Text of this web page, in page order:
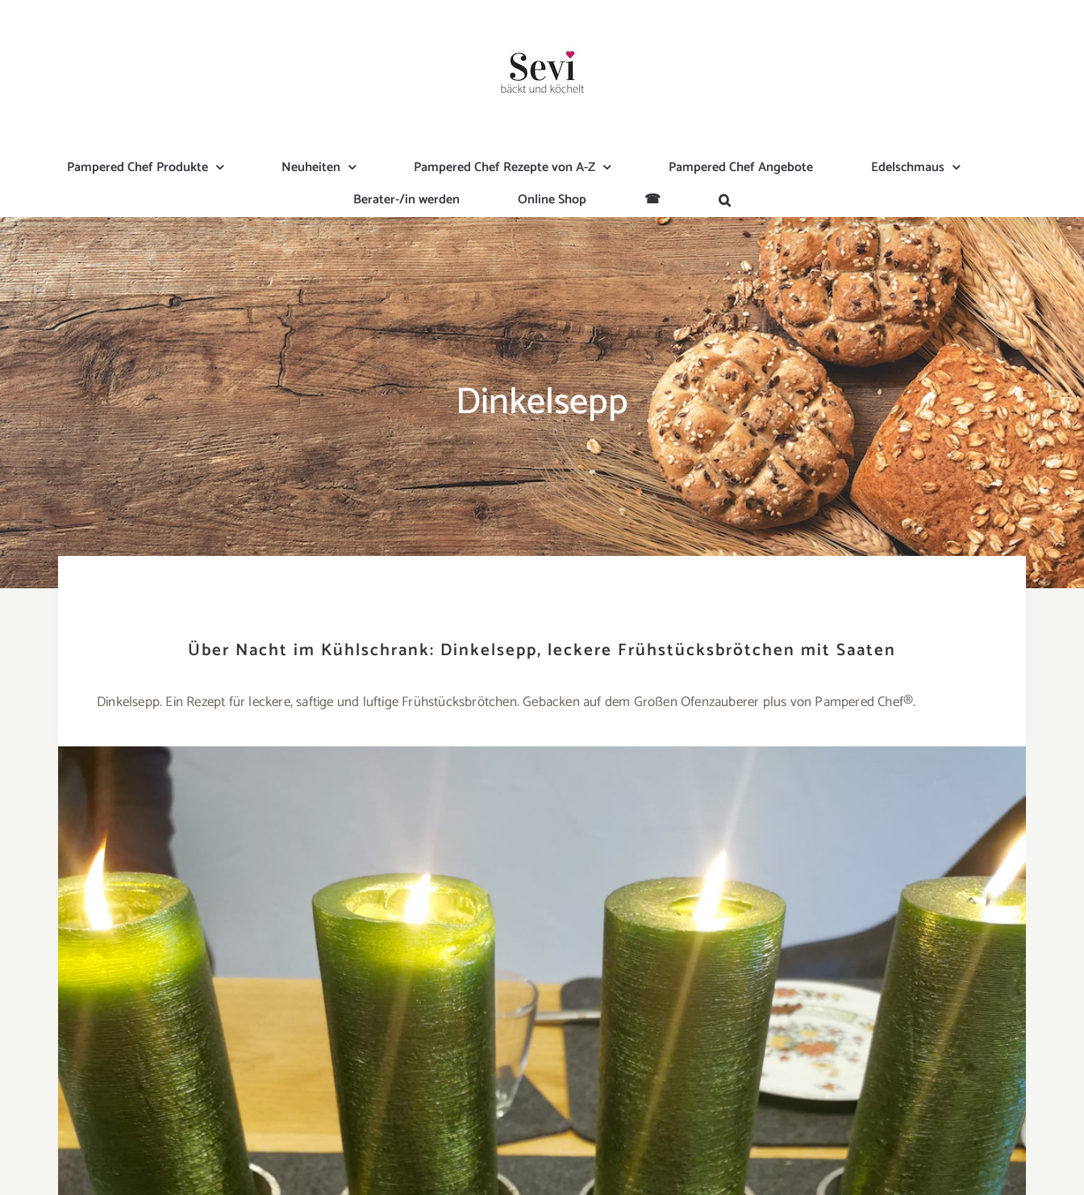
Pampered Chef Produkte Neuheiten Pampered Chef Rezepte von A-Z Pampered Chef Angebote
Edelschmaus
Berater-/in werden
Online Shop ☎
Dinkelsepp
Über Nacht im Kühlschrank: Dinkelsepp, leckere Frühstücksbrötchen mit Saaten
Dinkelsepp. Ein Rezept für leckere, saftige und luftige Frühstücksbrötchen. Gebacken auf dem Großen Ofenzauberer plus von Pampered Chef®.